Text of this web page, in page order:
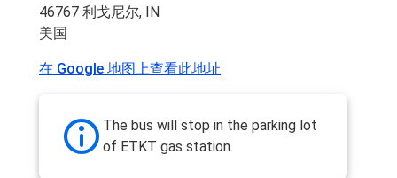
46767 利戈尼尔, IN
美国
在 Google 地图上查看此地址
The bus will stop in the parking lot
of ETKT gas station.